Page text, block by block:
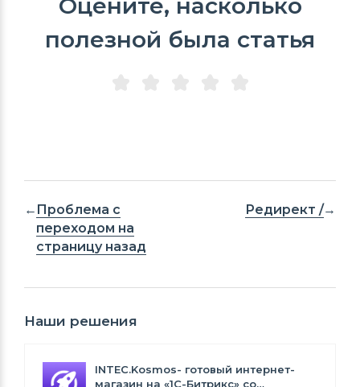
Оцените, насколько
полезной была статья
Проблема с
переходом на
страницу назад
Редирект /
Наши решения
INTEC.Kosmos- готовый интернет-
магазин на «1С-Битрикс» со